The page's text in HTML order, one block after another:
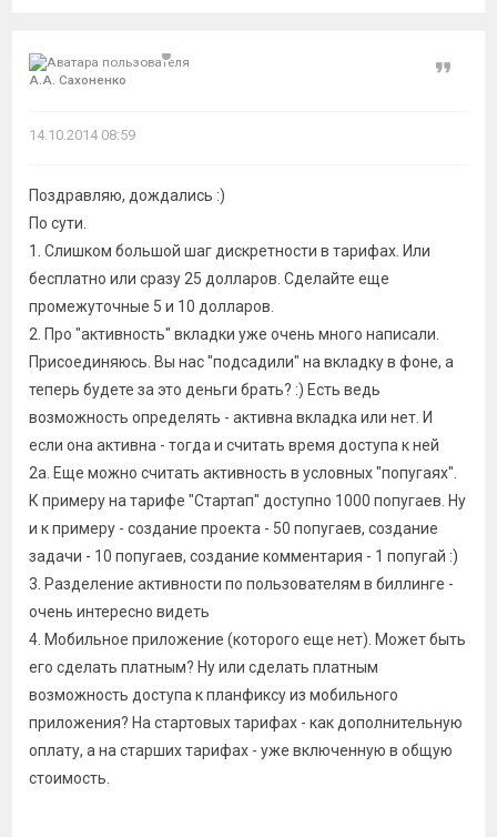
А.А. Сахоненко
Цитата
14.10.2014 08:59
Поздравляю, дождались :)
По сути.
1. Слишком большой шаг дискретности в тарифах. Или
бесплатно или сразу 25 долларов. Сделайте еще
промежуточные 5 и 10 долларов.
2. Про "активность" вкладки уже очень много написали.
Присоединяюсь. Вы нас "подсадили" на вкладку в фоне, а
теперь будете за это деньги брать? :) Есть ведь
возможность определять - активна вкладка или нет. И
если она активна - тогда и считать время доступа к ней
2а. Еще можно считать активность в условных "попугаях".
К примеру на тарифе "Стартап" доступно 1000 попугаев. Ну
и к примеру - создание проекта - 50 попугаев, создание
задачи - 10 попугаев, создание комментария - 1 попугай :)
3. Разделение активности по пользователям в биллинге -
очень интересно видеть
4. Мобильное приложение (которого еще нет). Может быть
его сделать платным? Ну или сделать платным
возможность доступа к планфиксу из мобильного
приложения? На стартовых тарифах - как дополнительную
оплату, а на старших тарифах - уже включенную в общую
стоимость.